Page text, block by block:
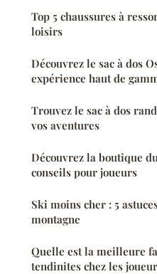
Top 5 chaussures à
loisirs
Découvrez le sac à dos
expérience haut de
Trouvez le sac à dos
vos aventures
Découvrez la boutique
conseils pour joueurs
Ski moins cher : 5
montagne
Quelle est la meilleure
tendinites chez les